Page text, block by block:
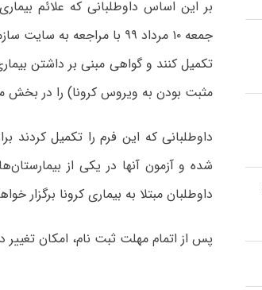
جمعه ۱۰ مرداد ۹۹ با
تکمیل کنند و گواهی مبنی بر داشتن
مثبت بودن به ویروس کرونا) را در بخش
داوطلبانی که این فرم را تکمیل کردند
شده و آزمون آنها در یکی از
داوطلبان مبتلا به بیماری کرونا برگزار
پس از اتمام مهلت ثبت نام، امکان